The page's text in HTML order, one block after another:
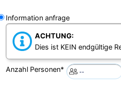
Information anfrage
ACHTUNG:
Dies ist KEIN endgültige
Anzahl Personen*